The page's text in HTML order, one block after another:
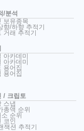
/분석
보유종목
향/하향 추적기
거래 추적기
아카데미
아카데미
용어집
용어집
/ 크립토
스냅
총액 순위
순위
코인
잭션 추적기